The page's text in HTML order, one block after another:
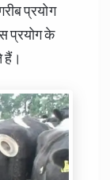
प्रयोग
प्रयोग के
हैं।